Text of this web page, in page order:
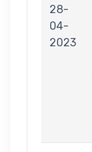
28-
04-
2023